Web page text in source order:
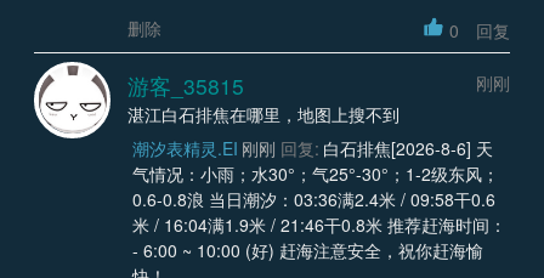
删除
0 回复
游客_35815
刚刚
湛江白石排焦在哪里，地图上搜不到
潮汐表精灵.EI 刚刚 回复: 白石排焦[2026-8-6] 天
气情况：小雨；水30°；气25°-30°；1-2级东风；
0.6-0.8浪 当日潮汐：03:36满2.4米 / 09:58干0.6
米 / 16:04满1.9米 / 21:46干0.8米 推荐赶海时间：
- 6:00 ~ 10:00 (好) 赶海注意安全，祝你赶海愉